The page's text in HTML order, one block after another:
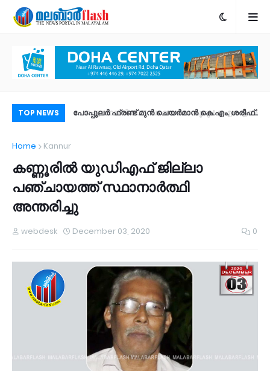
TOP NEWS
ഐഒഎസ് 27
പോപ്പുലർ ഫ്രണ്ട്​ മുൻ ചെയർമാൻ കെ.എം. ശരീഫ്​
Home
Kannur
കണ്ണൂരിൽ യുഡിഎഫ് ജില്ലാ
പഞ്ചായത്ത് സ്ഥാനാർത്ഥി
അന്തരിച്ചു
webdesk December 03, 2020 0